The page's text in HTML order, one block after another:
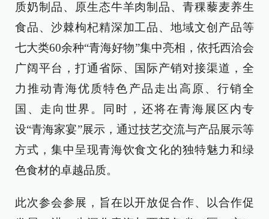
质奶制品、原生态牛羊肉制品、青稞藜麦养生
食品、沙棘枸杞精深加工品、地域文创产品等
七大类60余种“青海好物”集中亮相，依托西洽会
广阔平台，打通省际、国际产销对接渠道，全
力推动青海优质特色产品走出高原、行销全
国、走向世界。同时，还将在青海展区内专
设“青海家宴”展示，通过技艺交流与产品展示等
方式，集中呈现青海饮食文化的独特魅力和绿
色食材的卓越品质。
此次参会参展，旨在以开放促合作、以合作促